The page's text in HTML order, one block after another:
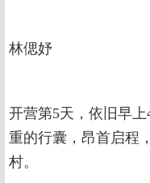
林偲妤
开营第5天，依旧早
重的行囊，昂首启程
村。